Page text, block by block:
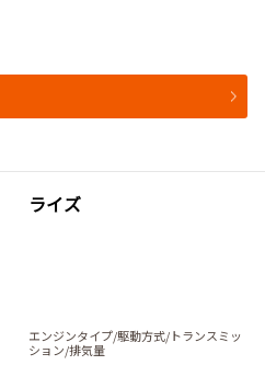
ライズ
エンジンタイプ/駆動方式/トランスミッ
ション/排気量